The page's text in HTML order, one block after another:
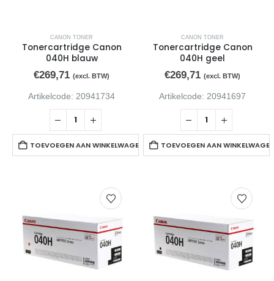
CANON TONER
Tonercartridge Canon
040H blauw
€269,71 (excl. BTW)
Artikelcode: 20941734
TOEVOEGEN AAN WINKELWAGEN
CANON TONER
Tonercartridge Canon
040H geel
€269,71 (excl. BTW)
Artikelcode: 20941697
TOEVOEGEN AAN